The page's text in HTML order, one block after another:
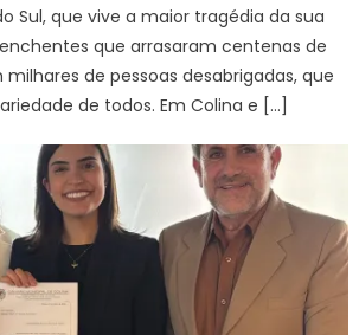
Sul, que vive a maior tragédia da sua
que arrasaram centenas de
de pessoas desabrigadas, que
de todos. Em Colina e […]